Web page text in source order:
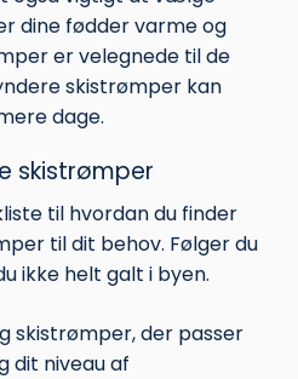
dine fødder varme og
er velegnede til de
skistrømper kan
dage.
skistrømper
til hvordan du finder
til dit behov. Følger du
ikke helt galt i byen.
skistrømper, der passer
dit niveau af